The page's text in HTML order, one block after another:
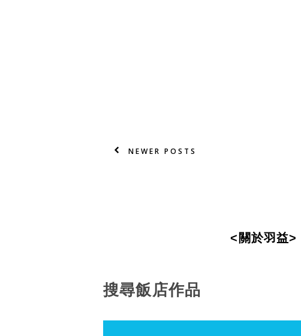
NEWER POSTS
< 關於羽益>
搜尋飯店作品